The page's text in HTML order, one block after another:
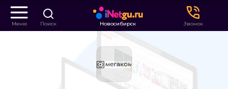
Меню Поиск Новосибирск Звонок